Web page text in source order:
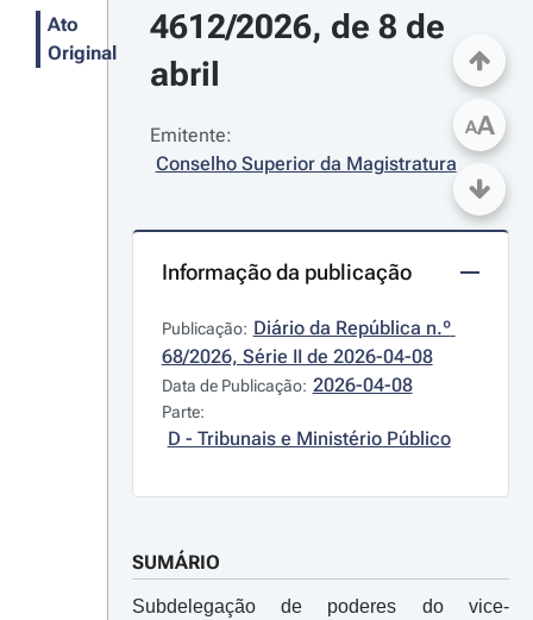
Ato
Original
4612/2026, de 8 de
abril
Emitente:
Conselho Superior da Magistratura
Informação da publicação
Publicação: Diário da República n.º
68/2026, Série II de 2026-04-08
Data de Publicação: 2026-04-08
Parte:
D - Tribunais e Ministério Público
SUMÁRIO
Subdelegação de poderes do vice-
AA